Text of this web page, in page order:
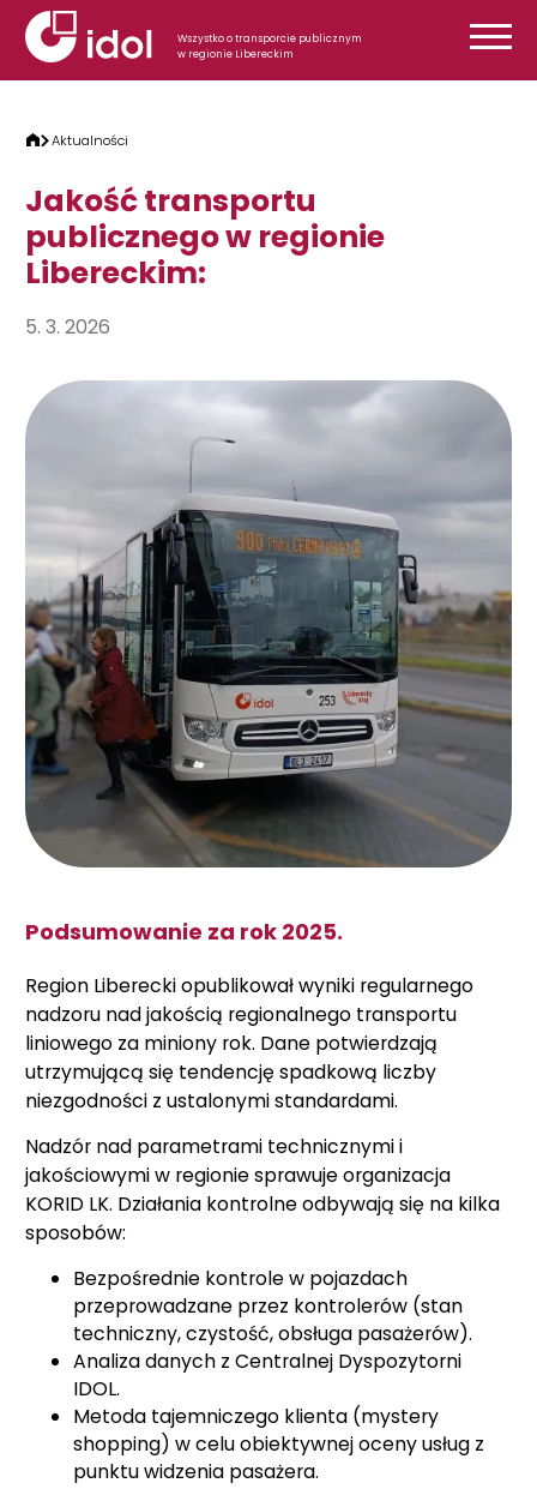
Przejdź do treści
Wszystko o transporcie publicznym
w regionie Libereckim
Aktualności
Jakość transportu
publicznego w regionie
Libereckim:
5. 3. 2026
Podsumowanie za rok 2025.
Region Liberecki opublikował wyniki regularnego
nadzoru nad jakością regionalnego transportu
liniowego za miniony rok. Dane potwierdzają
utrzymującą się tendencję spadkową liczby
niezgodności z ustalonymi standardami.
Nadzór nad parametrami technicznymi i
jakościowymi w regionie sprawuje organizacja
KORID LK. Działania kontrolne odbywają się na kilka
sposobów:
Bezpośrednie kontrole w pojazdach
przeprowadzane przez kontrolerów (stan
techniczny, czystość, obsługa pasażerów).
Analiza danych z Centralnej Dyspozytorni
IDOL.
Metoda tajemniczego klienta (mystery
shopping) w celu obiektywnej oceny usług z
punktu widzenia pasażera.